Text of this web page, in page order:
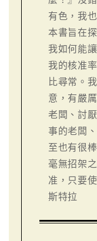
有色，我
本書旨在
我如何能
我的核准
比尋常。
意，有嚴
老闆、討
事的老闆
至也有很
毫無招架
准，只要
斯特拉